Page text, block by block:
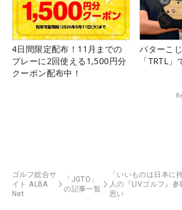
4日間限定配布！11月までの
プレーに2回使える1,500円分
クーポン配布中！
パターこ
「TRTL
ゴルフ総合サ
イト ALBA
Net
「JGTO」
の記事一覧
「いいものは日本に
人の『LIVゴルフ』
思い